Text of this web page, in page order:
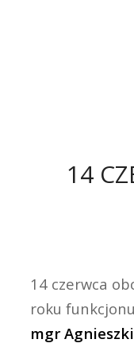
14
14 czerwca
roku
mgr